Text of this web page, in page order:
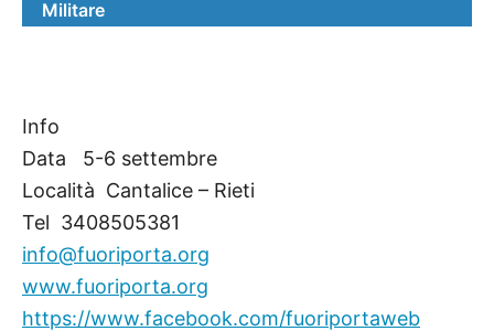
Militare
Info
Data  5-6 settembre
Località  Cantalice – Rieti
Tel  3408505381
info@fuoriporta.org
www.fuoriporta.org
https://www.facebook.com/fuoriportaweb